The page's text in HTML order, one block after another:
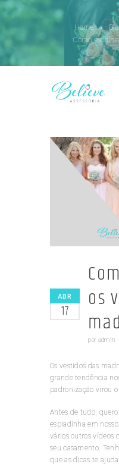
Home
ABR
17
os
por admin
Os vestidos das
grande tendência
padronização virou
Antes de tudo,
espiadinha em nosso
vários outros vídeos
seu casamento.
que as dicas te